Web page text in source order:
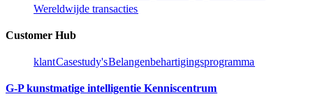
Wereldwijde transacties​​
Customer Hub​​
klant​​Casestudy's​​Belangenbehartigingsprogramma​​
G-P kunstmatige intelligentie Kenniscentrum​​